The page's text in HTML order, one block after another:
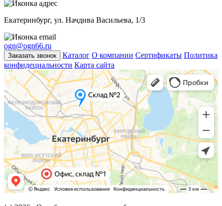
Екатеринбург, ул. Начдива Васильева, 1/3
ogn@ogn66.ru
Заказать звонок Каталог О компании Сертификаты Политика
конфидециальности Карта сайта